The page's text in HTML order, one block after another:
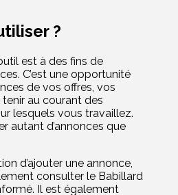
?
est à des fins de
C’est une opportunité
de vos offres, vos
au courant des
lesquels vous travaillez.
autant d’annonces que
d’ajouter une annonce,
consulter le Babillard
Il est également